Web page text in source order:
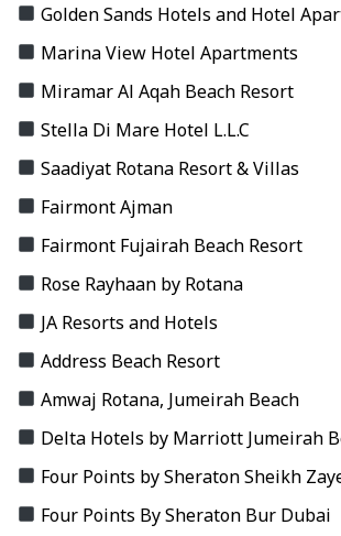
Golden Sands Hotels and Hotel
Marina View Hotel Apartments
Miramar Al Aqah Beach Resort
Stella Di Mare Hotel L.L.C
Saadiyat Rotana Resort & Villas
Fairmont Ajman
Fairmont Fujairah Beach Resort
Rose Rayhaan by Rotana
JA Resorts and Hotels
Address Beach Resort
Amwaj Rotana, Jumeirah Beach
Delta Hotels by Marriott Jumeirah
Four Points by Sheraton Sheikh
Four Points By Sheraton Bur Dubai